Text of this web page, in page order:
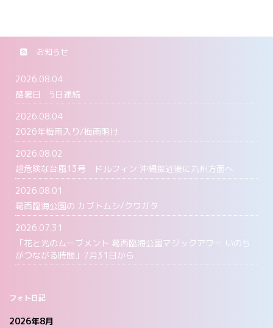
お知らせ
2026.08.04
酷暑日 5日連続
2026.08.04
2026年梅雨入り/梅雨明け
2026.08.02
超危険な台風13号 ドルフィン 沖縄接近後に九州方面へ
2026.08.01
葛西臨海公園の カブトムシ/クワガタ
2026.07.31
「花と光のムーブメント 葛西臨海公園マジックアワー いのち
がつながる時間」7月31日から
フォト日記
2026年8月